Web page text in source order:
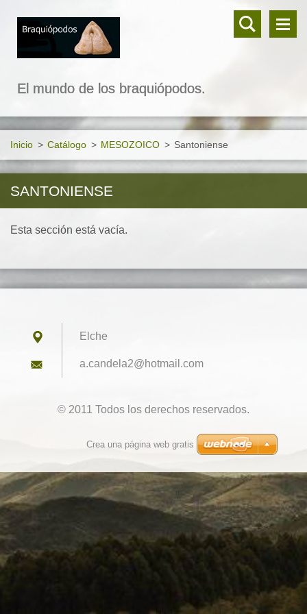
El mundo de los braquiópodos.
Inicio > Catálogo > MESOZOICO > Santoniense
SANTONIENSE
Esta sección está vacía.
Elche
a.candel a2@hotmail.com
© 2011 Todos los derechos reservados.
Crea una página web gratis